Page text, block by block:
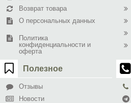
Возврат товара
О персональных данных
Политика
конфиденциальности и
оферта
Полезное
Отзывы
Новости